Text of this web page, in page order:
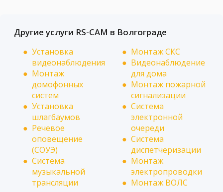
Другие услуги RS-CAM в Волгограде
Установка
видеонаблюдения
Монтаж
домофонных
систем
Установка
шлагбаумов
Речевое
оповещение
(СОУЭ)
Система
музыкальной
трансляции
Монтаж СКС
Видеонаблюдение
для дома
Монтаж пожарной
сигнализации
Система
электронной
очереди
Система
диспетчеризации
Монтаж
электропроводки
Монтаж ВОЛС